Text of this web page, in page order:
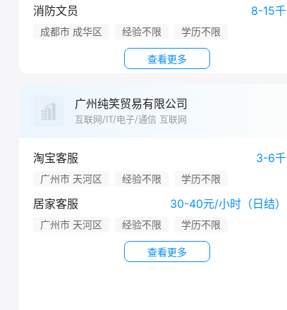
消防文员 8-15千
成都市 成华区 经验不限 学历不限
查看更多
广州纯笑贸易有限公司
互联网/IT/电子/通信 互联网
淘宝客服 3-6千
广州市 天河区 经验不限 学历不限
居家客服 30-40元/小时（日结）
广州市 天河区 经验不限 学历不限
查看更多